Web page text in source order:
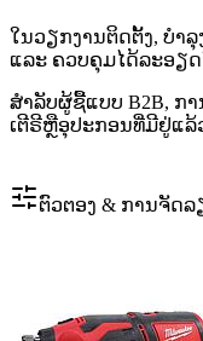
ໃນວຽກງານຕິດຕັ້ງ, ບຳ
ແລະ ຄວບຄຸມໄດ້ລະອຽ
ສຳລັບຜູ້ຊື້ແບບ B2B, ກ
ເຕີຣີຫຼືອຸປະກອນທີ່ມີຢູ່ແລ້
ຕົວຕອງ & ການຈັດລ